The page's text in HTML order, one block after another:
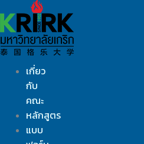
เกี่ยว
กับ
คณะ
หลักสูตร
แบบ